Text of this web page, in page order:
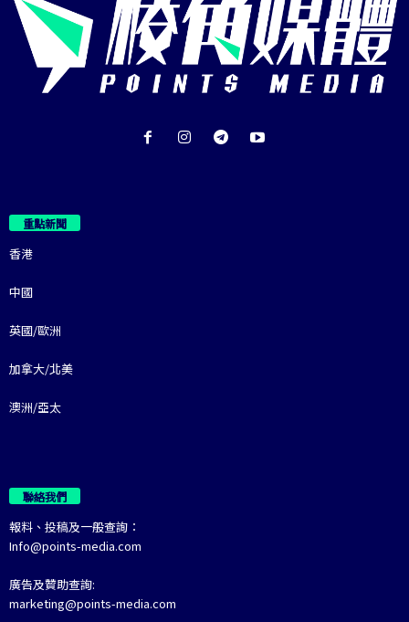
重點新聞
香港
中國
英國/歐洲
加拿大/北美
澳洲/亞太
聯絡我們
報料、投稿及一般查詢：
Info@points-media.com
廣告及贊助查詢:
marketing@points-media.com